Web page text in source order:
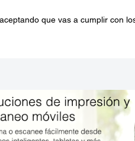
que vas a cumplir con